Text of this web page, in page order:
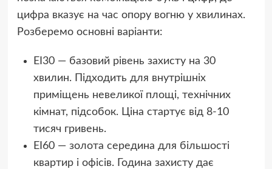
цифра вказує на час опору вогню у хвилинах.
Розберемо основні варіанти:
EI30 — базовий рівень захисту на 30
хвилин. Підходить для внутрішніх
приміщень невеликої площі, технічних
кімнат, підсобок. Ціна стартує від 8-10
тисяч гривень.
EI60 — золота середина для більшості
квартир і офісів. Година захисту дає